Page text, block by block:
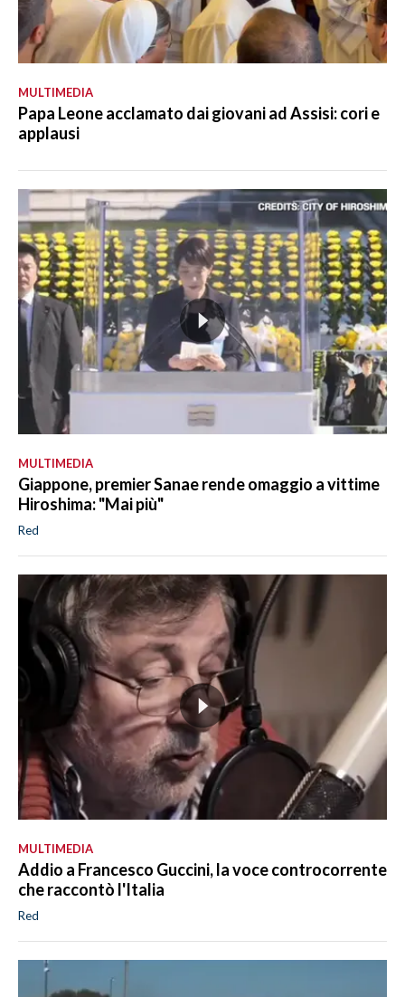
MULTIMEDIA
Papa Leone acclamato dai giovani ad Assisi: cori e
applausi
MULTIMEDIA
Giappone, premier Sanae rende omaggio a vittime
Hiroshima: "Mai più"
Red
MULTIMEDIA
Addio a Francesco Guccini, la voce controcorrente
che raccontò l'Italia
Red